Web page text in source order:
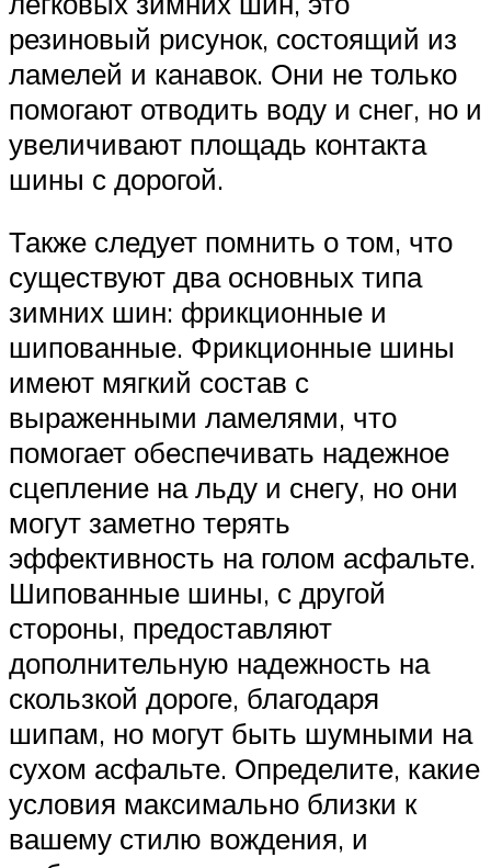
резиновый рисунок, состоящий из
ламелей и канавок. Они не только
помогают отводить воду и снег, но и
увеличивают площадь контакта
шины с дорогой.
Также следует помнить о том, что
существуют два основных типа
зимних шин: фрикционные и
шипованные. Фрикционные шины
имеют мягкий состав с
выраженными ламелями, что
помогает обеспечивать надежное
сцепление на льду и снегу, но они
могут заметно терять
эффективность на голом асфальте.
Шипованные шины, с другой
стороны, предоставляют
дополнительную надежность на
скользкой дороге, благодаря
шипам, но могут быть шумными на
сухом асфальте. Определите, какие
условия максимально близки к
вашему стилю вождения, и